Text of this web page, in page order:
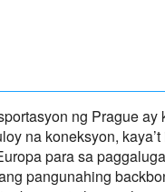
ng Prague ay
na koneksyon,
para sa
pangunahing